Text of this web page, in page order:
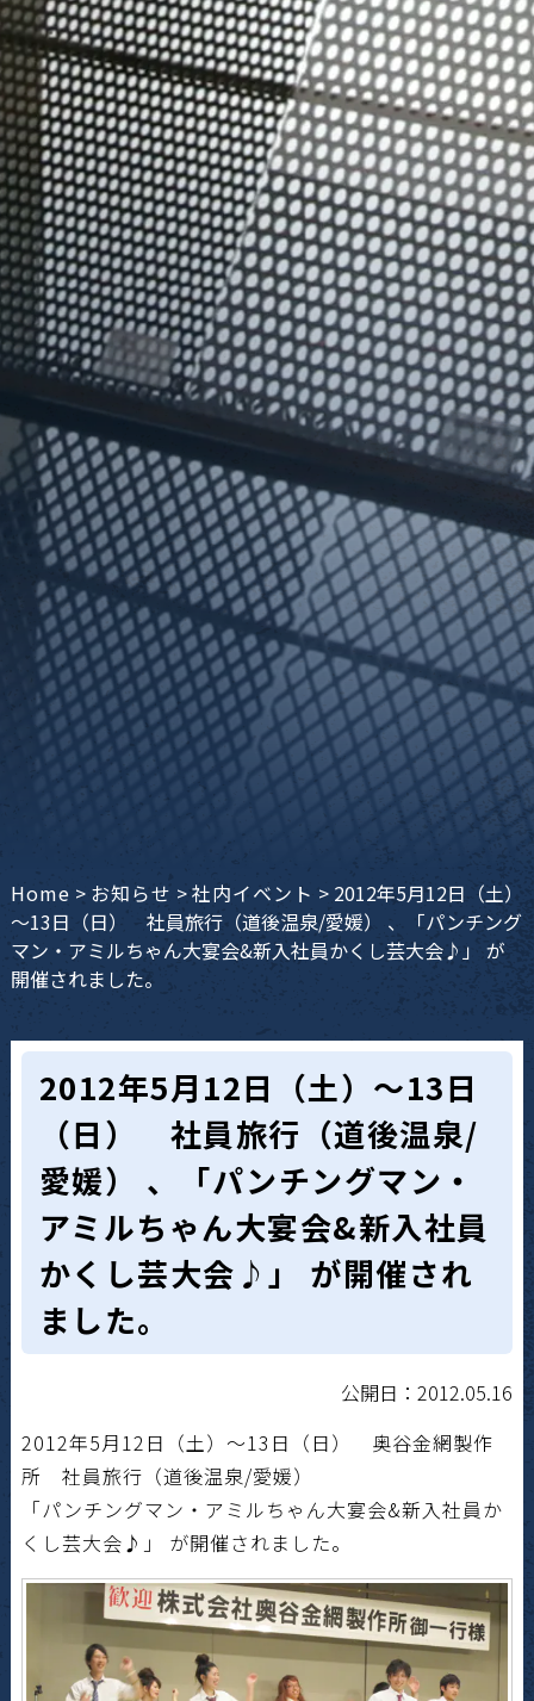
Home > お知らせ >社内イベント > 2012年5月12日（土）
～13日（日） 社員旅行（道後温泉/愛媛） 、「パンチング
マン・アミルちゃん大宴会&新入社員かくし芸大会♪」 が
開催されました。
2012年5月12日（土）～13日
（日） 社員旅行（道後温泉/
愛媛） 、「パンチングマン・
アミルちゃん大宴会&新入社員
かくし芸大会♪」 が開催され
ました。
公開日：2012.05.16
2012年5月12日（土）～13日（日） 奥谷金網製作
所 社員旅行（道後温泉/愛媛）
「パンチングマン・アミルちゃん大宴会&新入社員か
くし芸大会♪」 が開催されました。